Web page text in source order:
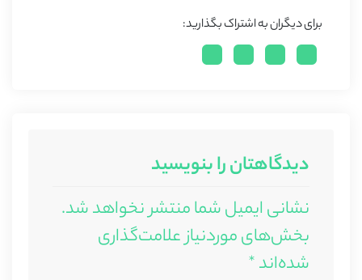
برای دیگران به اشتراک بگذارید:
دیدگاهتان را بنویسید
نشانی ایمیل شما منتشر نخواهد شد.
بخش‌های موردنیاز علامت‌گذاری
شده‌اند*